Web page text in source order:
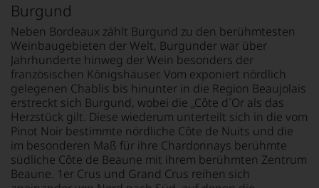
Fachpublikationen
unseren
Aussendungen
oder
in
unserem
Webshop,
um
zu
unterstreichen,
auf
welch
10 °C
Burgund
Neben Bordeaux zählt Burgund zu den berühmtesten
Weinbaugebieten der Welt, Burgunder war über
Jahrhunderte hinweg der Wein besonders der
französischen Königshäuser. Vom exponiert nördlich
gelegenen Chablis bis hinunter in die Region Beaujolais
erstreckt sich Burgund, wobei die „Côte d´Or als das
Herzstück gilt. Diese wiederum unterteilt sich in die vom
Pinot Noir bestimmte nördliche Côte de Nuits und die
im besonderen Maß für ihre Chardonnays berühmte
südliche Côte de Beaune mit ihrem berühmten Zentrum
Beaune. 1er Crus und Grand Crus reihen sich